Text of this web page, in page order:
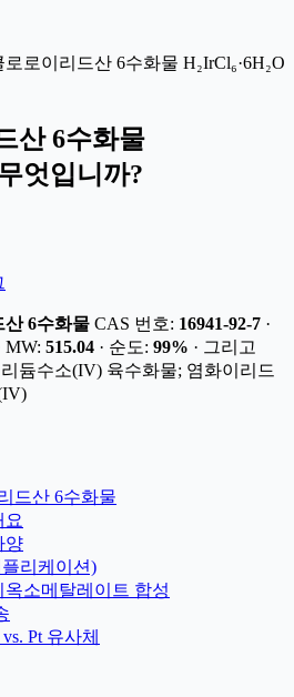
로이리드산 6수화물 H₂IrCl₆·6H₂O
산 6수화물
엇입니까?
산 6수화물 CAS 번호: 16941-92-7 ·
MW: 515.04 · 순도: 99% · 그리고
듐수소(IV) 육수화물; 염화이리드
드산 6수화물
요
양
리케이션)
소메탈레이트 합성
Pt 유사체